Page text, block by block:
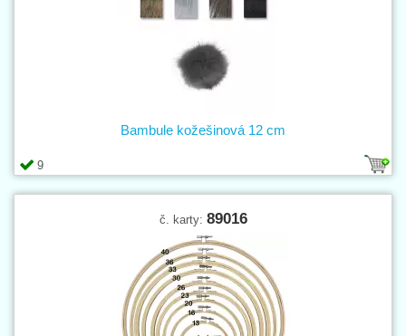
9
Bambule kožešinová 12 cm
č. karty: 89016